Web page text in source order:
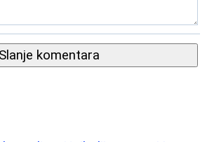
Slanje komentara